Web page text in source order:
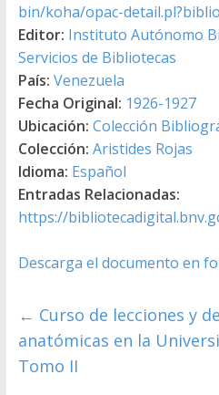
bin/koha/opac-
Editor: Instituto Autónomo
Servicios de Bibliotecas
País: Venezuela
Fecha Original: 1926-1927
Ubicación: Colección
Colección: Aristides Rojas
Idioma: Español
Entradas Relacionadas:
https://
Descarga el documento en
← Curso de lecciones y
anatómicas en la
Tomo II